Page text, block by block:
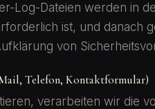
Log-Dateien werden in
ist, und danach
von
Telefon, Kontaktformular)
verarbeiten wir die